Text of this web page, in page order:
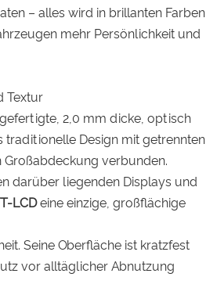
– alles wird in brillanten Farben
mehr Persönlichkeit und
Textur
2,0 mm dicke, optisch
traditionelle Design mit getrennten
verbunden.
darüber liegenden Displays und
LCDeine einzige, großflächige
Seine Oberfläche ist kratzfest
vor alltäglicher Abnutzung